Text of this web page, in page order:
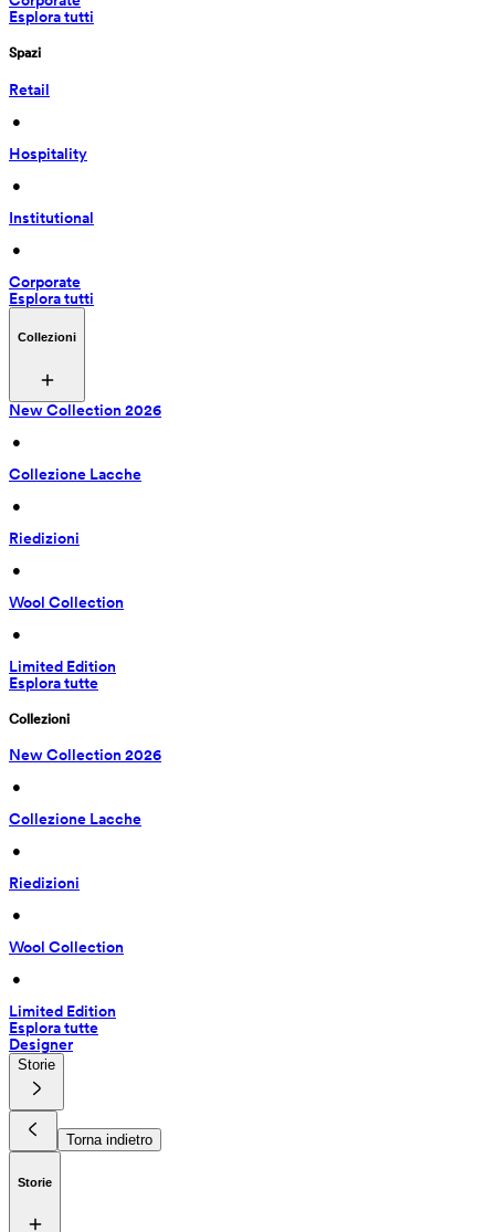
Esplora tutti
Spazi
Retail
•
Hospitality
•
Institutional
•
Corporate
Esplora tutti
Collezioni
New Collection 2026
•
Collezione Lacche
•
Riedizioni
•
Wool Collection
•
Limited Edition
Esplora tutte
Collezioni
New Collection 2026
•
Collezione Lacche
•
Riedizioni
•
Wool Collection
•
Limited Edition
Esplora tutte
Designer
Storie
Torna indietro
Storie